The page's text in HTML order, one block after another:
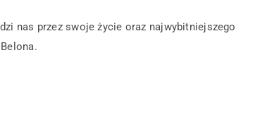
nas przez swoje życie oraz najwybitniejszego